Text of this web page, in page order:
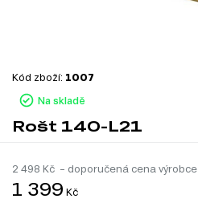
Na skladě
Kód zboží: 1007
Rošt 140-L21
2 498 Kč – doporučená cena výrobce
1 399 Kč